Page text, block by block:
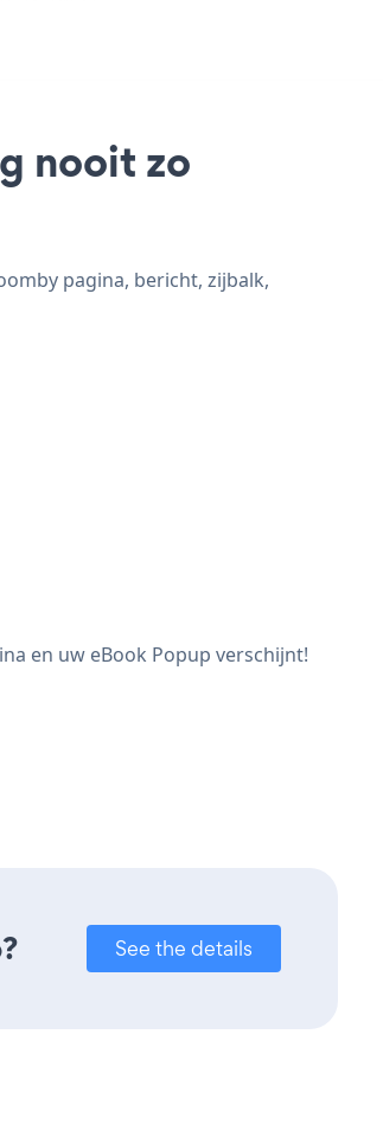
nooit zo
pagina, bericht, zijbalk,
en uw eBook Popup verschijnt!
See the details